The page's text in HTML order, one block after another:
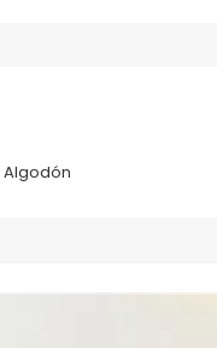
Algodón